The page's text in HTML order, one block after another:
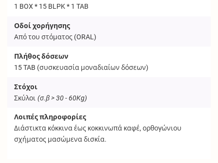
1 BOX * 15 BLPK * 1 TAB
Οδοί χορήγησης
Από του στόματος (ORAL)
Πλήθος δόσεων
15TAB (συσκευασία μοναδιαίων δόσεων)
Στόχοι
Σκύλοι (σ.β > 30 - 60Kg)
Λοιπές πληροφορίες
Διάστικτα κόκκινα έως κοκκινωπά καφέ, ορθογώνιου
σχήματος μασώμενα δισκία.